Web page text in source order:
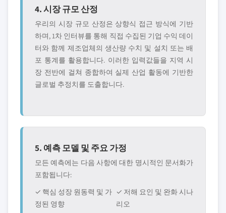
4. 시장 규모 산정
우리의 시장 규모 산정은 상향식 접근 방식에 기반
하며, 1차 인터뷰를 통해 직접 수집된 기업 수익 데이
터와 함께 제조업체의 생산량 수치 및 설치 또는 배
포 통계를 활용합니다. 이러한 입력값들을 지역 시
장 전반에 걸쳐 종합하여 실제 산업 활동에 기반한
글로벌 추정치를 도출합니다.
5. 예측 모델 및 주요 가정
모든 예측에는 다음 사항에 대한 명시적인 문서화가
포함됩니다:
✓ 핵심 성장 원동력 및 가
정된 영향
✓ 저해 요인 및 완화 시나
리오